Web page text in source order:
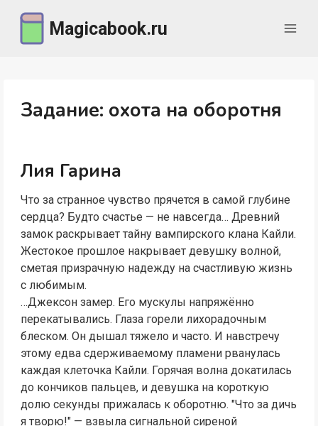
содержимому
Magicabook.ru
Задание: охота на оборотня
Лия Гарина
Что за странное чувство прячется в самой глубине
сердца? Будто счастье — не навсегда… Древний
замок раскрывает тайну вампирского клана Кайли.
Жестокое прошлое накрывает девушку волной,
сметая призрачную надежду на счастливую жизнь
с любимым.
…Джексон замер. Его мускулы напряжённо
перекатывались. Глаза горели лихорадочным
блеском. Он дышал тяжело и часто. И навстречу
этому едва сдерживаемому пламени рванулась
каждая клеточка Кайли. Горячая волна докатилась
до кончиков пальцев, и девушка на короткую
долю секунды прижалась к оборотню. "Что за дичь
я творю!" — взвыла сигнальной сиреной